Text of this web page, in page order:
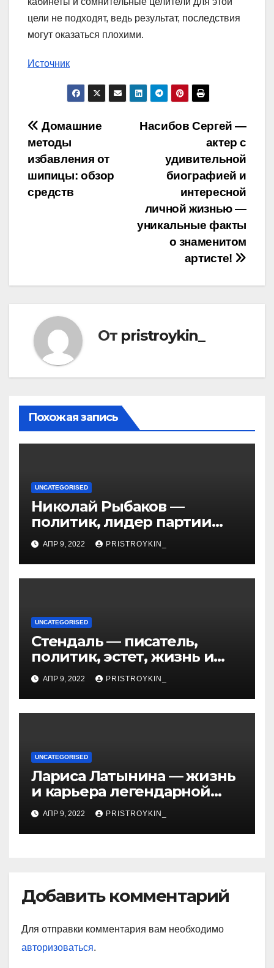
цели не подходят, ведь результат, последствия
могут оказаться плохими.
Источник
Навигация
по
записям
Насибов Сергей —
актер с
удивительной
биографией и
интересной
личной жизнью —
уникальные факты
о знаменитом
артисте!
Домашние
методы
избавления от
шипицы: обзор
средств
От pristroykin_
Похожая запись
UNCATEGORISED
Николай Рыбаков —
политик, лидер партии
Яблоко и его биография
АПР 9, 2022 PRISTROYKIN_
UNCATEGORISED
Стендаль — писатель,
политик, эстет, жизнь и
творчество одного из
величайших литературных
гении XIX века
АПР 9, 2022 PRISTROYKIN_
UNCATEGORISED
Лариса Латынина — жизнь
и карьера легендарной
советской гимнастки,
установившей мировые
рекорды и завоевавшей
АПР 9, 2022 PRISTROYKIN_
Добавить комментарий
Для отправки комментария вам необходимо
авторизоваться.